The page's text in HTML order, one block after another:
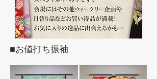
■お値打ち振袖